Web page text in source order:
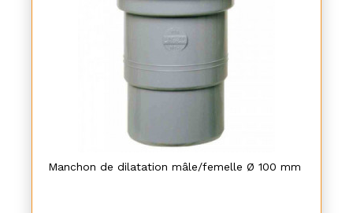
Manchon de dilatation mâle/femelle Ø 100 mm